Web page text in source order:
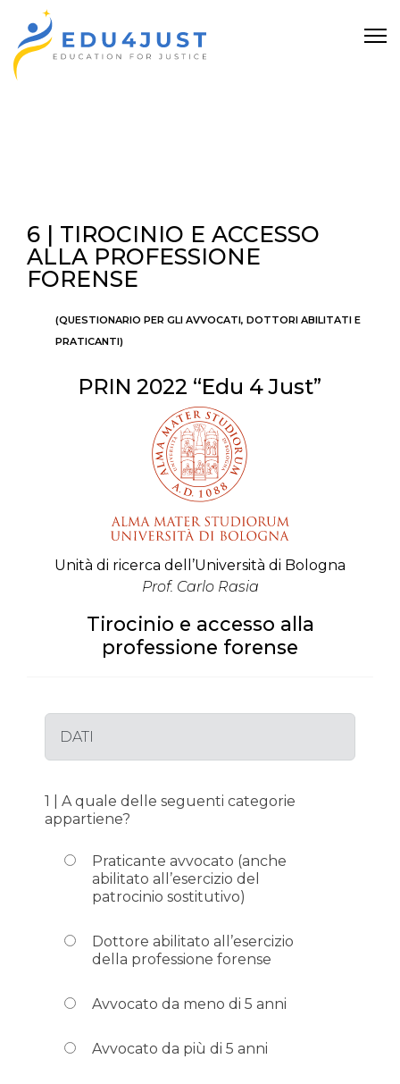
6 | TIROCINIO E ACCESSO
ALLA PROFESSIONE
FORENSE
(Questionario per gli avvocati, dottori abilitati e
praticanti)
PRIN 2022 “Edu 4 Just”
Unità di ricerca dell’Università di Bologna
Prof. Carlo Rasia
Tirocinio e accesso alla
professione forense
DATI
1 | A quale delle seguenti categorie
appartiene?
Praticante avvocato (anche
abilitato all’esercizio del
patrocinio sostitutivo)
Dottore abilitato all’esercizio
della professione forense
Avvocato da meno di 5 anni
Avvocato da più di 5 anni